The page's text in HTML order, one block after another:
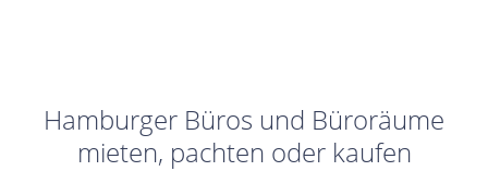
Hamburger Büros und Büroräume
mieten, pachten oder kaufen